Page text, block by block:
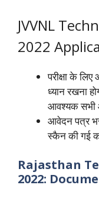
JVVNL
2022
परीक्षा के
ध्यान रखना
आवश्यक सभी
आवेदन पत्र
स्कैन की गई
Rajasthan
2022: